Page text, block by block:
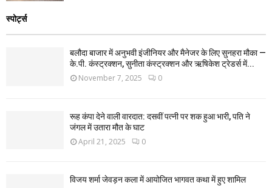
स्पोर्ट्स
बलौदा बाजार में अनुभवी इंजीनियर और मैनेजर के लिए सुनहरा मौका —
के.पी. कंस्ट्रक्शन, सुनीता कंस्ट्रक्शन और ऋषिकेश ट्रेडर्स में...
November 7, 2025 0
रूह कंपा देने वाली वारदात: दसवीं पत्नी पर शक हुआ भारी, पति ने
जंगल में उतारा मौत के घाट
April 21, 2025 0
विजय शर्मा जेवड़न कला में आयोजित भागवत कथा में हुए शामिल